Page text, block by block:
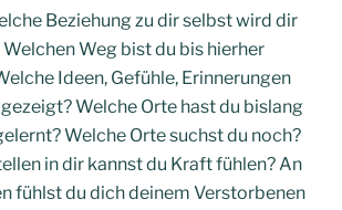
Beziehung zu dir selbst wird dir
Weg bist du bis hierher
Ideen, Gefühle, Erinnerungen
Welche Orte hast du bislang
Welche Orte suchst du noch?
in dir kannst du Kraft fühlen? An
fühlst du dich deinem Verstorbenen